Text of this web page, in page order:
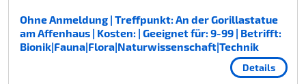
Ohne Anmeldung | Treffpunkt: An der Gorillastatue
am Affenhaus | Kosten: | Geeignet für: 9-99 | Betrifft:
Bionik|Fauna|Flora|Naturwissenschaft|Technik
Details